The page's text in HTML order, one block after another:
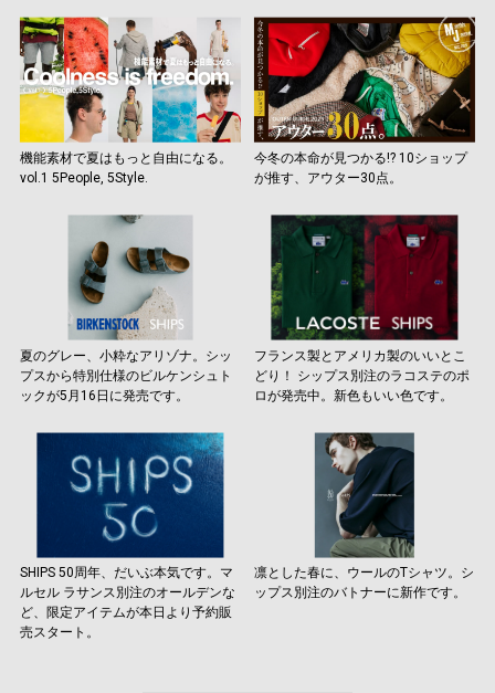
機能素材で夏はもっと自由になる。
vol.1 5People, 5Style.
今冬の本命が見つかる!? 10ショップ
が推す、アウター30点。
夏のグレー、小粋なアリゾナ。シッ
プスから特別仕様のビルケンシュト
ックが5月16日に発売です。
フランス製とアメリカ製のいいとこ
どり！ シップス別注のラコステのポ
ロが発売中。新色もいい色です。
SHIPS 50周年、だいぶ本気です。マ
ルセル ラサンス別注のオールデンな
ど、限定アイテムが本日より予約販
売スタート。
凛とした春に、ウールのTシャツ。シ
ップス別注のバトナーに新作です。